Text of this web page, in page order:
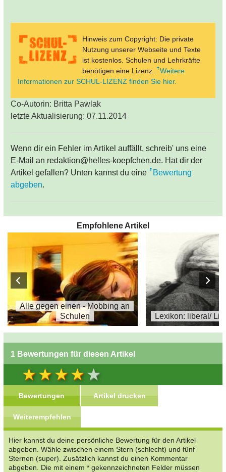
Hinweis zum Copyright: Die private
Nutzung unserer Webseite und Texte
ist kostenlos. Schulen und Lehrkräfte
benötigen eine Lizenz.
Weitere
Informationen zur SCHUL-LIZENZ finden Sie hier.
Co-Autorin: Britta Pawlak
letzte Aktualisierung: 07.11.2014
Wenn dir ein Fehler im Artikel auffällt, schreib' uns eine
E-Mail an redaktion@helles-koepfchen.de. Hat dir der
Artikel gefallen? Unten kannst du eine
Bewertung
abgeben.
Empfohlene Artikel
Alle gegen einen - Mobbing an
Schulen
Lexikon: liberal/
1 Bewertungen für diesen Artikel
Bewertungen Artikel drucken
Weiterempfehlen
Hier kannst du deine persönliche Bewertung für den Artikel
abgeben. Wähle zwischen einem Stern (schlecht) und fünf
Sternen (super). Zusätzlich kannst du einen Kommentar
abgeben. Die mit einem * gekennzeichneten Felder müssen